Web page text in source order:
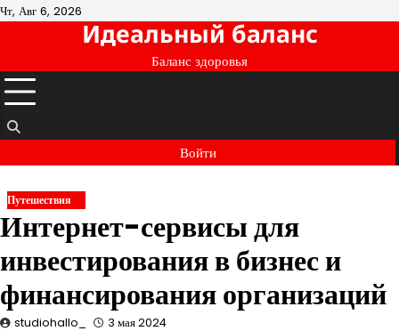
Перейти
Чт, Авг 6, 2026
Идеальный баланс
Баланс здоровья
Войти
Путешествия
Интернет-сервисы для
инвестирования в бизнес и
финансирования организаций
studiohallo_ 3 мая 2024